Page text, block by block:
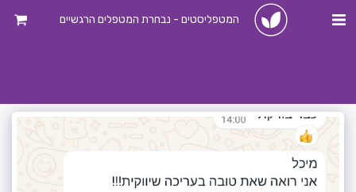
המטפליסטים - נבחרת המטפלים הרגשיים